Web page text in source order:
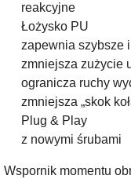
reakcyjne
Łożysko PU
zapewnia szybsze
zmniejsza zużycie
ogranicza ruchy
zmniejsza „skok
Plug & Play
z nowymi śrubami
Wspornik momentu